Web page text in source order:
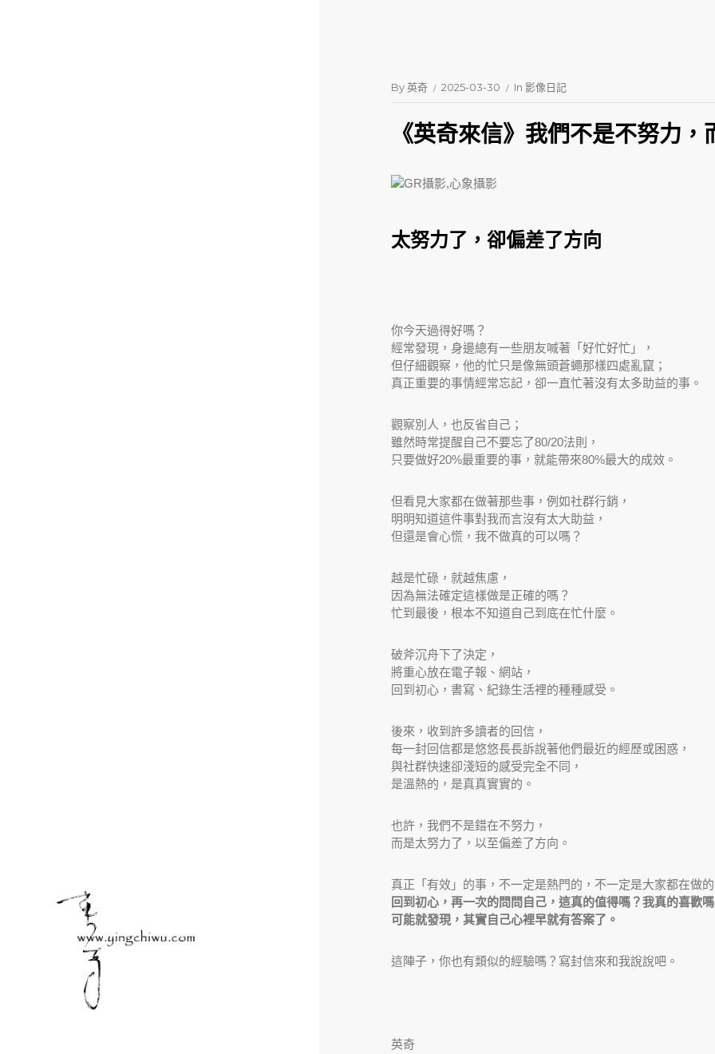
By英奇 2025-03-30 In 影像日記
《英奇來信》我們不是不努力
太努力了，卻偏差了方向
你今天過得好嗎？
經常發現，身邊總有一些朋友喊著「好忙好忙」，
但仔細觀察，他的忙只是像無頭蒼蠅那樣四處亂竄；
真正重要的事情經常忘記，卻一直忙著沒有太多助益的事。
觀察別人，也反省自己；
雖然時常提醒自己不要忘了80/20法則，
只要做好20%最重要的事，就能帶來80%最大的成效。
但看見大家都在做著那些事，例如社群行銷，
明明知道這件事對我而言沒有太大助益，
但還是會心慌，我不做真的可以嗎？
越是忙碌，就越焦慮，
因為無法確定這樣做是正確的嗎？
忙到最後，根本不知道自己到底在忙什麼。
破斧沉舟下了決定，
將重心放在電子報、網站，
回到初心，書寫、紀錄生活裡的種種感受。
後來，收到許多讀者的回信，
每一封回信都是悠悠長長訴說著他們最近的經歷或困惑，
與社群快速卻淺短的感受完全不同，
是溫熱的，是真真實實的。
也許，我們不是錯在不努力，
而是太努力了，以至偏差了方向。
真正「有效」的事，不一定是熱門的，不一定是大家都在做
回到初心，再一次的問問自己，這真的值得嗎？我真的喜歡
可能就發現，其實自己心裡早就有答案了。
這陣子，你也有類似的經驗嗎？寫封信來和我說說吧。
英奇